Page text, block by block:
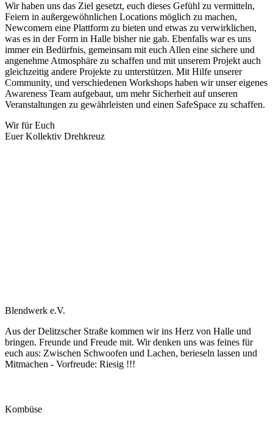
Wir haben uns das Ziel gesetzt, euch dieses Gefühl zu vermitteln,
Feiern in außergewöhnlichen Locations möglich zu machen,
Newcomern eine Plattform zu bieten und etwas zu verwirklichen,
was es in der Form in Halle bisher nie gab. Ebenfalls war es uns
immer ein Bedürfnis, gemeinsam mit euch Allen eine sichere und
angenehme Atmosphäre zu schaffen und mit unserem Projekt auch
gleichzeitig andere Projekte zu unterstützen. Mit Hilfe unserer
Community, und verschiedenen Workshops haben wir unser eigenes
Awareness Team aufgebaut, um mehr Sicherheit auf unseren
Veranstaltungen zu gewährleisten und einen SafeSpace zu schaffen.
Wir für Euch
Euer Kollektiv Drehkreuz
Blendwerk e.V.
Aus der Delitzscher Straße kommen wir ins Herz von Halle und
bringen. Freunde und Freude mit. Wir denken uns was feines für
euch aus: Zwischen Schwoofen und Lachen, berieseln lassen und
Mitmachen - Vorfreude: Riesig !!!
Kombüse